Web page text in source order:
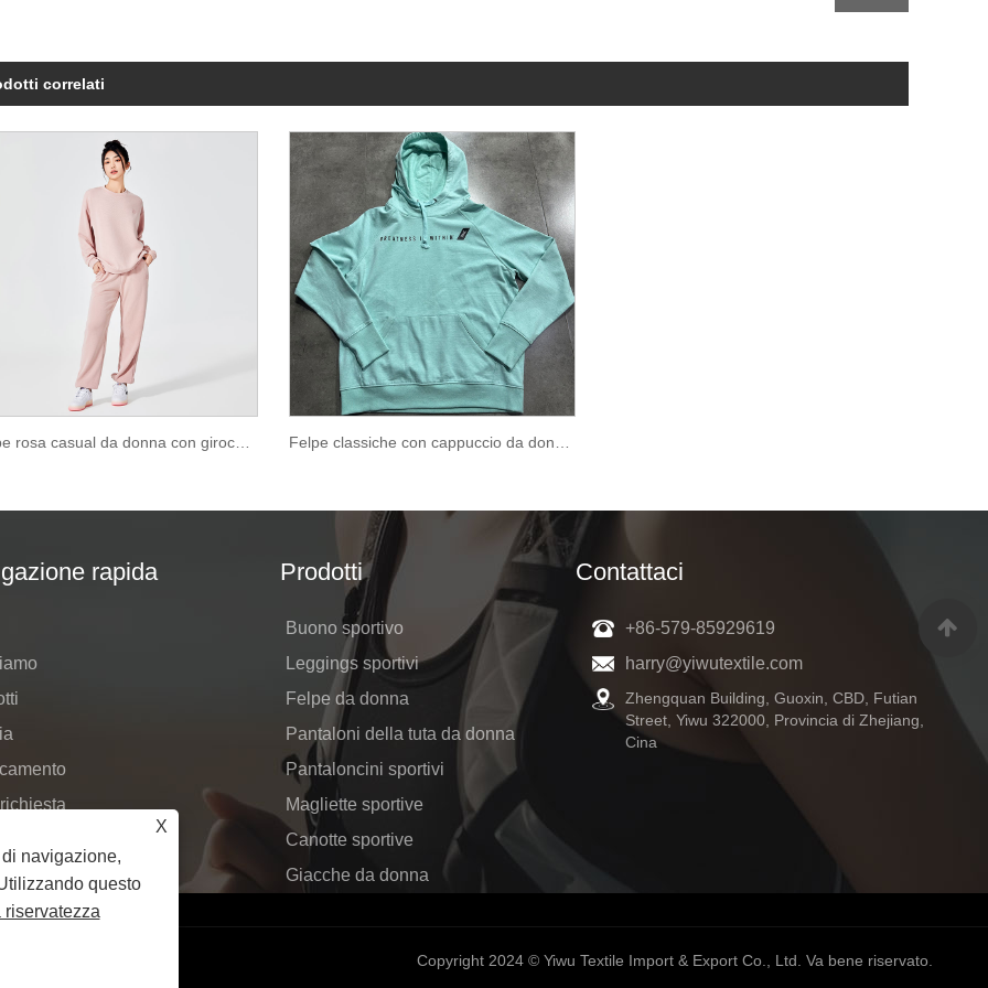
correlati
X
navigazione,
questo
rapida Prodotti
Buono sportivo
Leggings sportivi
Felpe da donna
Pantaloni della tuta da donna
Pantaloncini sportivi
Magliette sportive
Canotte sportive
Giacche da donna
Contattaci
+86-579-85929619
harry@yiwutextile.com
Zhengquan Building, Guoxin, CBD, Futian
Street, Yiwu 322000, Provincia di Zhejiang,
Cina
Copyright 2024 © Yiwu Textile Import & Export Co., Ltd. Va bene riservato.